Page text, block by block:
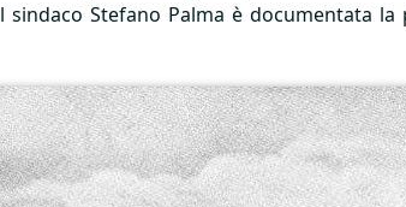
Stefano Palma è documentata la